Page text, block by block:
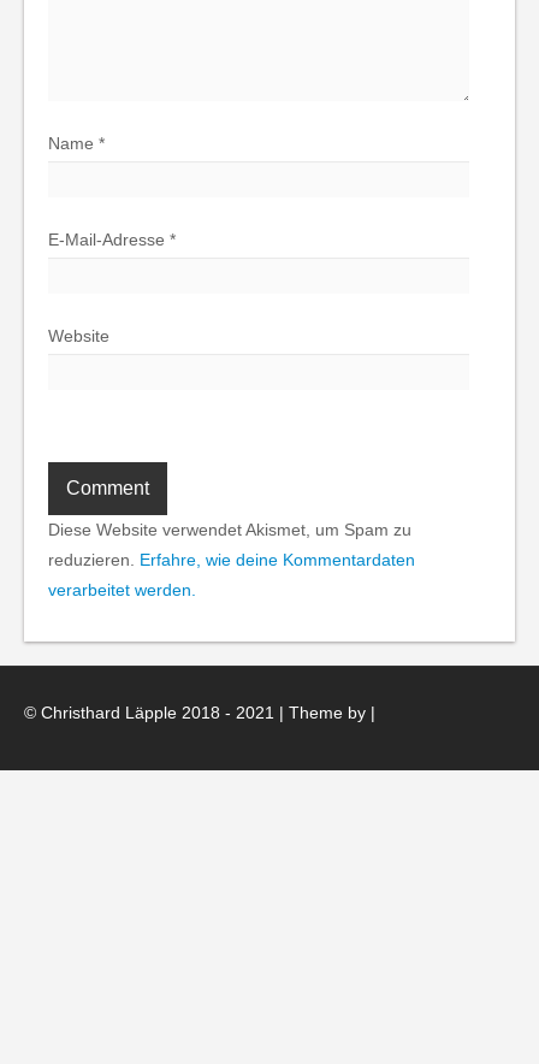
Name *
E-Mail-Adresse *
Website
Diese Website verwendet Akismet, um Spam zu
reduzieren. Erfahre, wie deine Kommentardaten
verarbeitet werden.
© Christhard Läpple 2018 - 2021 | Theme by |